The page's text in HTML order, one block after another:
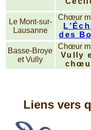
Le Mont-sur-
Lausanne
Chœur
des
Basse-Broye
et Vully
Chœur
Vully
Liens vers